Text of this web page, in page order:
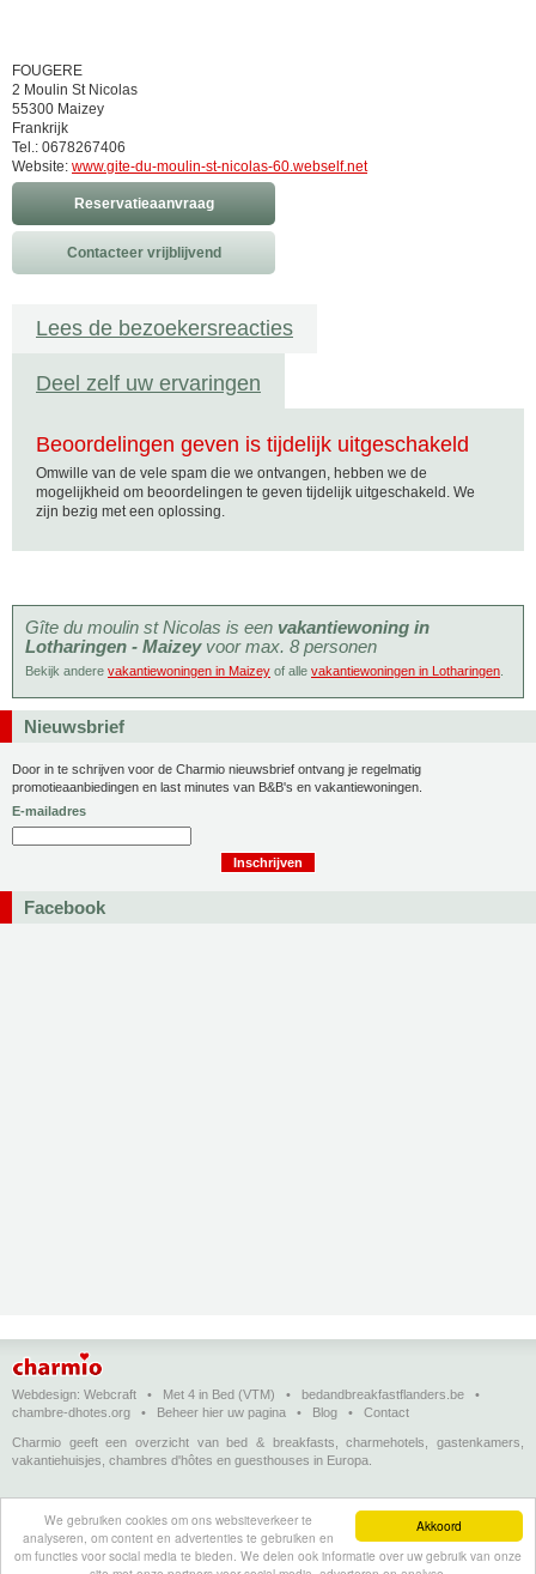
Akkoord
We gebruiken cookies om ons websiteverkeer te
analyseren, om content en advertenties te gebruiken en
om functies voor social media te bieden. We delen ook informatie over uw gebruik van onze
FOUGERE
2 Moulin St Nicolas
55300 Maizey
Frankrijk
Tel.: 0678267406
Website: www.gite-du-moulin-st-nicolas-60.webself.net
Reservatieaanvraag
Contacteer vrijblijvend
Lees de bezoekersreacties
Deel zelf uw ervaringen
Beoordelingen geven is tijdelijk uitgeschakeld
Omwille van de vele spam die we ontvangen, hebben we de
mogelijkheid om beoordelingen te geven tijdelijk uitgeschakeld. We
zijn bezig met een oplossing.
Gîte du moulin st Nicolas is een vakantiewoning in
Lotharingen - Maizeyvoor max. 8 personen
Bekijk andere vakantiewoningen in Maizey of alle vakantiewoningen in Lotharingen
Nieuwsbrief
Door in te schrijven voor de Charmio nieuwsbrief ontvang je regelmatig
promotieaanbiedingen en last minutes van B&B's en vakantiewoningen.
E-mailadres
Facebook
Webdesign: Webcraft • Met 4 in Bed (VTM) • bedandbreakfastflanders.be •
chambre-dhotes.org • Beheer hier uw pagina • Blog • Contact
Charmio geeft een overzicht van bed & breakfasts, charmehotels, gastenkamers,
vakantiehuisjes, chambres d'hôtes en guesthouses in Europa.
Bed & breakfasts, charmehotels en vakantiehuizen (in het Nederlands)•Chambres
d'hôtes, hôtels de charme et logements de vacances
(en français) •
Bed &
breakfasts, charming hotels and holiday accommodations
Bed &
Breakfast, Charme-Hotels und Ferienhäuser (auf Deutsch)•Bed & breakfast, hoteles